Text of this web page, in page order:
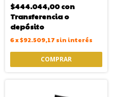
$444.044,00con
Transferencia o
depósito
6x$92.509,17 sin interés